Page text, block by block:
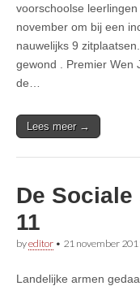
voorschoolse
november om bij een
nauwelijks 9
gewond . Premier Wen
de…
Lees meer →
De
11
byeditor • 21 november
Landelijke armen